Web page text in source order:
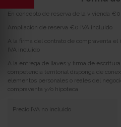
En concepto de reserva de la vivienda
Ampliación de reserva €0 IVA incluido
A la firma del contrato de compraventa
IVA incluido
A la entrega de llaves y firma de
competencia territorial disponga de
elementos personales o reales del
compraventa y/o hipoteca
Precio IVA no incluido